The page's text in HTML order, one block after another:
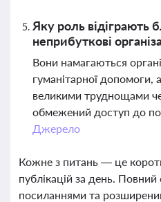
Яку роль відіграють
неприбуткові
Вони намагаються
гуманітарної допомоги,
великими труднощами
обмежений доступ до
Джерело
Кожне з питань — це
публікацій за день.
посиланнями та